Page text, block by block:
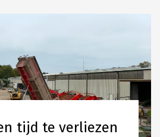
tijd te verliezen